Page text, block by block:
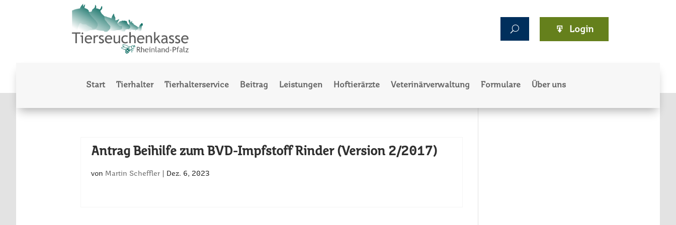
Login
Start Tierhalter Tierhalterservice Beitrag Leistungen Hoftierärzte Veterinärverwaltung Formulare Über uns
Antrag Beihilfe zum BVD-Impfstoff Rinder (Version 2/2017)
von Martin Scheffler Dez. 6, 2023